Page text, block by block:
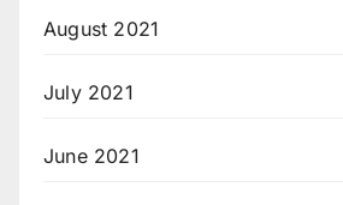
August 2021
July 2021
June 2021